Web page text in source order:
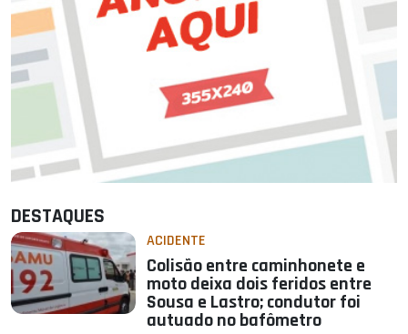
DESTAQUES
ACIDENTE
Colisão entre caminhonete e
moto deixa dois feridos entre
Sousa e Lastro; condutor foi
autuado no bafômetro